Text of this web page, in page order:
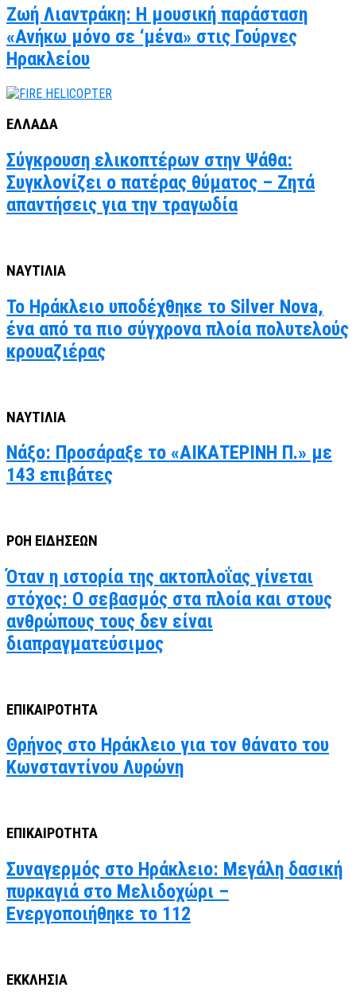
Ζωή Λιαντράκη: Η μουσική παράσταση
«Ανήκω μόνο σε ‘μένα» στις Γούρνες
Ηρακλείου
ΕΛΛΑΔΑ
Σύγκρουση ελικοπτέρων στην Ψάθα:
Συγκλονίζει ο πατέρας θύματος – Ζητά
απαντήσεις για την τραγωδία
ΝΑΥΤΙΛΙΑ
Το Ηράκλειο υποδέχθηκε το Silver Nova,
ένα από τα πιο σύγχρονα πλοία πολυτελούς
κρουαζιέρας
ΝΑΥΤΙΛΙΑ
Νάξο: Προσάραξε το «ΑΙΚΑΤΕΡΙΝΗ Π.» με
143 επιβάτες
ΡΟΗ ΕΙΔΗΣΕΩΝ
Όταν η ιστορία της ακτοπλοΐας γίνεται
στόχος: Ο σεβασμός στα πλοία και στους
ανθρώπους τους δεν είναι
διαπραγματεύσιμος
ΕΠΙΚΑΙΡΟΤΗΤΑ
Θρήνος στο Ηράκλειο για τον θάνατο του
Κωνσταντίνου Λυρώνη
ΕΠΙΚΑΙΡΟΤΗΤΑ
Συναγερμός στο Ηράκλειο: Μεγάλη δασική
πυρκαγιά στο Μελιδοχώρι –
Ενεργοποιήθηκε το 112
ΕΚΚΛΗΣΙΑ